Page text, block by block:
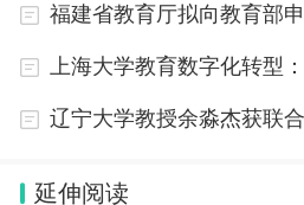
福建省教育厅拟向教育部
辽宁大学教授余淼杰获联
延伸阅读